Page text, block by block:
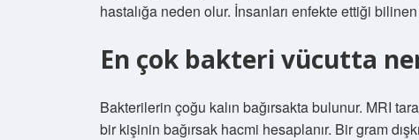
hastalığa neden olur. İnsanları enfekte ettiği
En çok bakteri vücutta
Bakterilerin çoğu kalın bağırsakta bulunur. MRI
bir kişinin bağırsak hacmi hesaplanır. Bir gram